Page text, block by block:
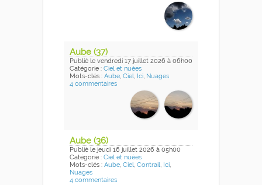
Aube (37)
Publié le vendredi 17 juillet 2026 à 06h00
Catégorie : Ciel et nuées
Mots-clés : Aube, Ciel, Ici, Nuages
4 commentaires
Aube (36)
Publié le jeudi 16 juillet 2026 à 05h00
Catégorie : Ciel et nuées
Mots-clés : Aube, Ciel, Contrail, Ici,
Nuages
4 commentaires